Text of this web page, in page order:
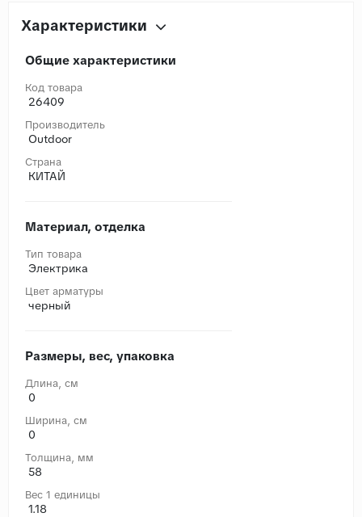
Характеристики
Общие характеристики
Код товара
26409
Производитель
Outdoor
Страна
КИТАЙ
Материал, отделка
Тип товара
Электрика
Цвет арматуры
черный
Размеры, вес, упаковка
Длина, cм
0
Ширина, cм
0
Толщина, мм
58
Вес 1 единицы
1.18